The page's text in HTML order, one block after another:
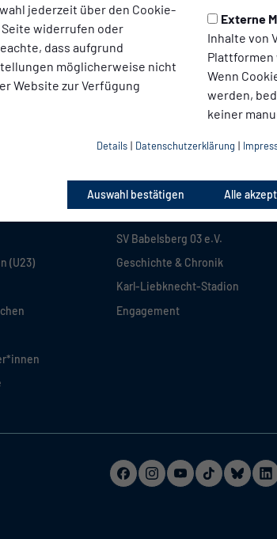
jederzeit über den Cookie-
Seite widerrufen oder
dass aufgrund
möglicherweise nicht
Website zur Verfügung
Externe
Inhalte von
Plattformen
Wenn
werden,
keiner
Details | Datenschutzerklärung |
Auswahl bestätigen Alle
(U23)
SV Babelsberg 03 e.V.
Geschichte & Chronik
Karl-Liebknecht-Stadion
Engagement